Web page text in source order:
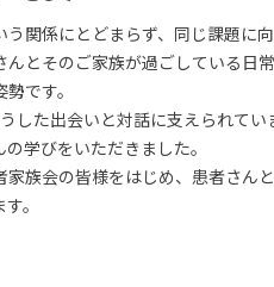
関係にとどまらず、同じ課題に
とそのご家族が過ごしている
です。
した出会いと対話に支えられて
学びをいただきました。
族会の皆様をはじめ、患者さ
。